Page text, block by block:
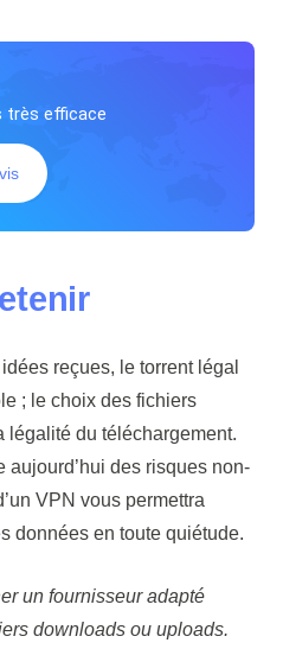
très efficace
reçues, le torrent légal
; le choix des fichiers
légalité du téléchargement.
des risques non-
VPN vous permettra
données en toute quiétude.
un fournisseur adapté
downloads ou uploads.